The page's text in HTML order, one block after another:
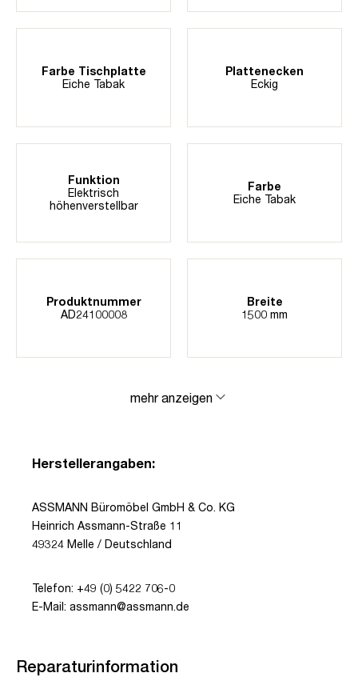
Farbe Tischplatte
Eiche Tabak
Plattenecken
Eckig
Funktion
Elektrisch
höhenverstellbar
Farbe
Eiche Tabak
Produktnummer
AD24100008
Breite
1500 mm
mehr anzeigen
Herstellerangaben:
ASSMANN Büromöbel GmbH & Co. KG
Heinrich Assmann-Straße 11
49324 Melle / Deutschland
Telefon: +49 (0) 5422 706-0
E-Mail: assmann@assmann.de
Reparaturinformation